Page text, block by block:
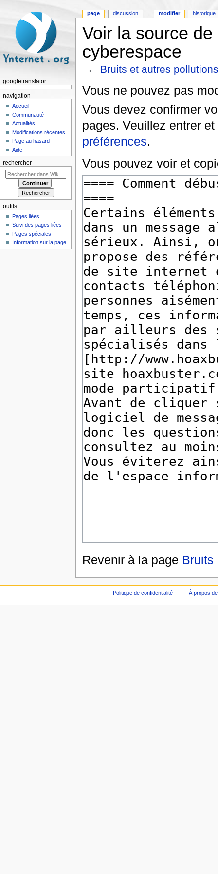
Voir la source
cyberespace
← Bruits et autres
Vous ne pouvez pas
Vous devez confirmer
pages. Veuillez entrer
préférences.
Vous pouvez voir et
Revenir à la page Bruits
page discussion modifier historique
googletranslator
navigation
Accueil
Communauté
Actualités
Modifications récentes
Page au hasard
Aide
rechercher
outils
Pages liées
Suivi des pages liées
Pages spéciales
Information sur la page
Politique de confidentialité À propos